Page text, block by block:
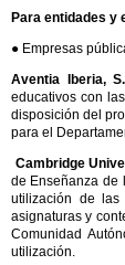
Para entidades y
● Empresas
Aventia Iberia,
educativos con
disposición del
para el
Cambridge
de Enseñanza de
utilización de
asignaturas y
Comunidad
utilización.